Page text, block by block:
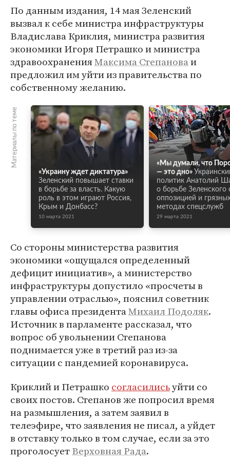
По данным издания, 14 мая Зеленский
вызвал к себе министра инфраструктуры
Владислава Криклия, министра развития
экономики Игоря Петрашко и министра
здравоохраненияМаксима Степановаи
предложил им уйти из правительства по
собственному желанию.
Материалы по теме
«Украину ждет диктатура»
Зеленский повышает ставки
в борьбе за власть. Какую
роль в этом играют Россия,
Крым и Донбасс?
10 марта 2021
«Мы думали, что
— это дно»
политик Анатолий
о борьбе Зеленского
оппозицией и
методах спецслужб
29 марта 2021
Со стороны министерства развития
экономики «ощущался определенный
дефицит инициатив», а министерство
инфраструктуры допустило «просчеты в
управлении отраслью», пояснил советник
главы офиса президентаМихаил Подоляк.
Источник в парламенте рассказал, что
вопрос об увольнении Степанова
поднимается уже в третий раз из-за
ситуации с пандемией коронавируса.
Криклий и Петрашко согласилисьуйти со
своих постов. Степанов же попросил время
на размышления, а затем заявил в
телеэфире, что заявления не писал, а уйдет
в отставку только в том случае, если за это
проголосуетВерховная Рада.